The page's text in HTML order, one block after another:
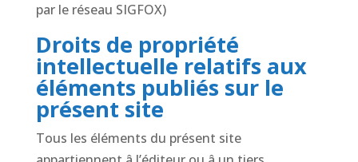
par le réseau SIGFOX)
Droits de propriété
intellectuelle relatifs aux
éléments publiés sur le
présent site
Tous les éléments du présent site